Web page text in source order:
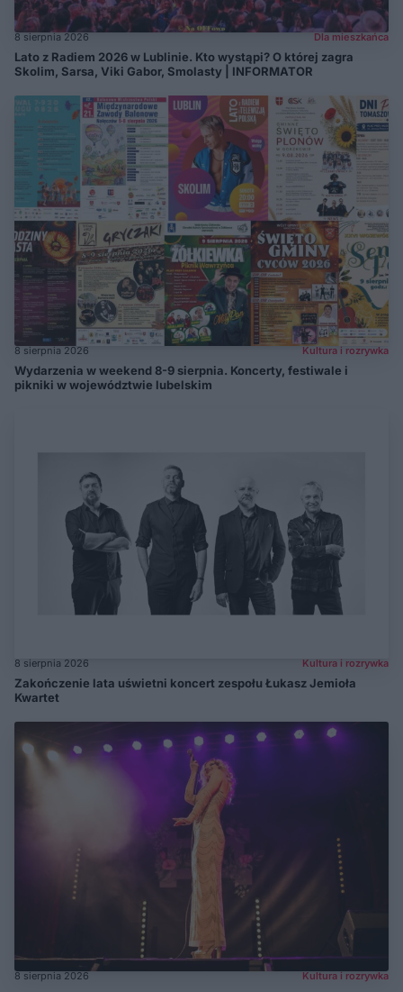
8 sierpnia 2026 Dla mieszkańca
Lato z Radiem 2026 w Lublinie. Kto wystąpi? O której zagra
Skolim, Sarsa, Viki Gabor, Smolasty | INFORMATOR
8 sierpnia 2026 Kultura i rozrywka
Wydarzenia w weekend 8-9 sierpnia. Koncerty, festiwale i
pikniki w województwie lubelskim
8 sierpnia 2026 Kultura i rozrywka
Zakończenie lata uświetni koncert zespołu Łukasz Jemioła
Kwartet
8 sierpnia 2026 Kultura i rozrywka